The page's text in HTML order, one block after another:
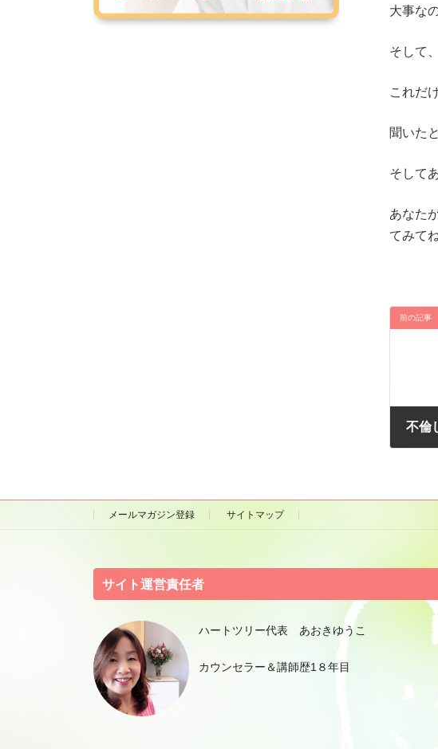
大事な
そして
これだ
聞いた
そして
あなた
てみて
前の記事
不倫
メールマガジン登録 サイトマップ
サイト運営責任者
ハートツリー代表 あおきゆうこ
カウンセラー＆講師歴1８年目